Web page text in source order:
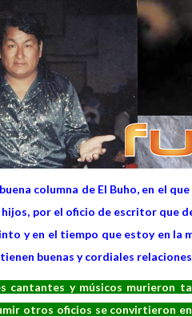
columna de El Buho, en el
hijos, por el oficio de escritor que
y en el tiempo que estoy en la
buenas y cordiales
cantantes y músicos murieron
otros oficios se convirtieron